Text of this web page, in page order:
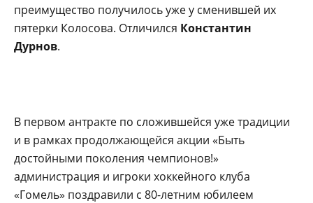
преимущество получилось уже у сменившей их
пятерки Колосова. Отличился Константин
Дурнов.
В первом антракте по сложившейся уже традиции
и в рамках продолжающейся акции «Быть
достойными поколения чемпионов!»
администрация и игроки хоккейного клуба
«Гомель» поздравили с 80-летним юбилеем